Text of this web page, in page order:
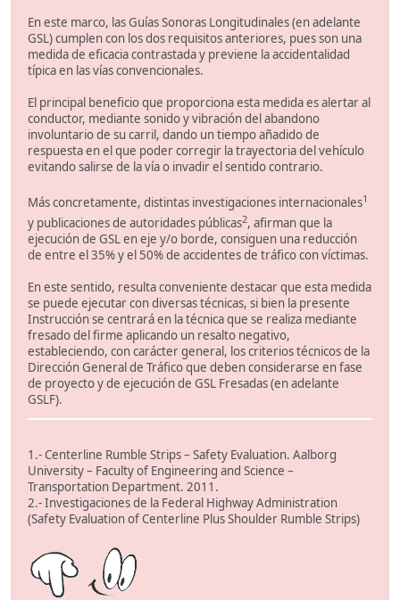
En este marco, las Guías Sonoras Longitudinales (en adelante
GSL) cumplen con los dos requisitos anteriores, pues son una
medida de eficacia contrastada y previene la accidentalidad
típica en las vías convencionales.
El principal beneficio que proporciona esta medida es alertar al
conductor, mediante sonido y vibración del abandono
involuntario de su carril, dando un tiempo añadido de
respuesta en el que poder corregir la trayectoria del vehículo
evitando salirse de la vía o invadir el sentido contrario.
Más concretamente, distintas investigaciones internacionales1
y publicaciones de autoridades públicas2, afirman que la
ejecución de GSL en eje y/o borde, consiguen una reducción
de entre el 35% y el 50% de accidentes de tráfico con víctimas.
En este sentido, resulta conveniente destacar que esta medida
se puede ejecutar con diversas técnicas, si bien la presente
Instrucción se centrará en la técnica que se realiza mediante
fresado del firme aplicando un resalto negativo,
estableciendo, con carácter general, los criterios técnicos de la
Dirección General de Tráfico que deben considerarse en fase
de proyecto y de ejecución de GSL Fresadas (en adelante
GSLF).
1.- Centerline Rumble Strips – Safety Evaluation. Aalborg
University – Faculty of Engineering and Science –
Transportation Department. 2011.
2.- Investigaciones de la Federal Highway Administration
(Safety Evaluation of Centerline Plus Shoulder Rumble Strips)